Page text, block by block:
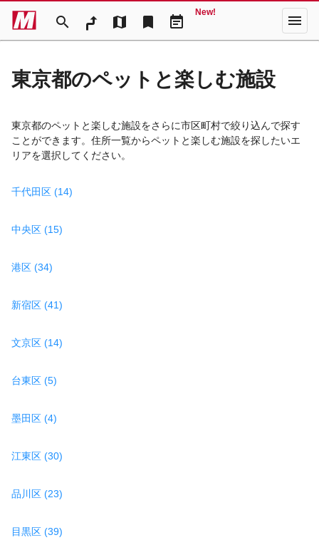
search map bookmark event_note
New! menu
東京都のペットと楽しむ施設
東京都のペットと楽しむ施設をさらに市区町村で絞り込んで探す
ことができます。住所一覧からペットと楽しむ施設を探したいエ
リアを選択してください。
千代田区 (14)
中央区 (15)
港区 (34)
新宿区 (41)
文京区 (14)
台東区 (5)
墨田区 (4)
江東区 (30)
品川区 (23)
目黒区 (39)